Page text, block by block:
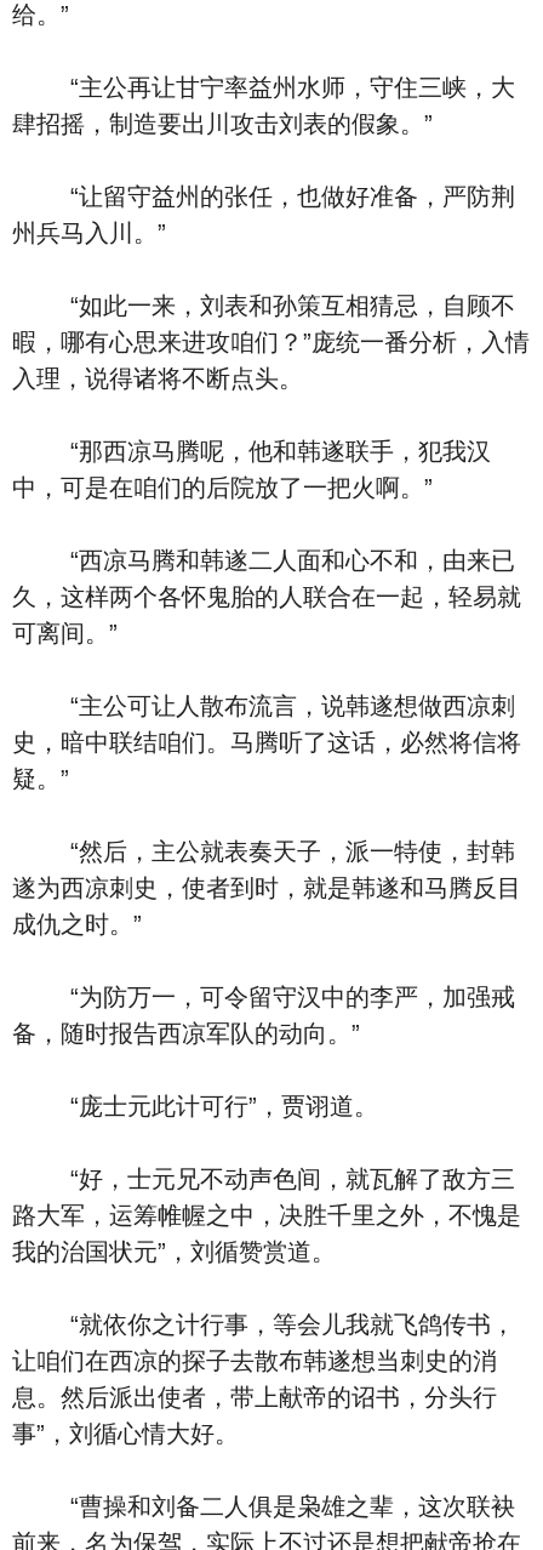
给。”
“主公再让甘宁率益州水师，守住三峡，大
肆招摇，制造要出川攻击刘表的假象。”
“让留守益州的张任，也做好准备，严防荆
州兵马入川。”
“如此一来，刘表和孙策互相猜忌，自顾不
暇，哪有心思来进攻咱们？”庞统一番分析，入情
入理，说得诸将不断点头。
“那西凉马腾呢，他和韩遂联手，犯我汉
中，可是在咱们的后院放了一把火啊。”
“西凉马腾和韩遂二人面和心不和，由来已
久，这样两个各怀鬼胎的人联合在一起，轻易就
可离间。”
“主公可让人散布流言，说韩遂想做西凉刺
史，暗中联结咱们。马腾听了这话，必然将信将
疑。”
“然后，主公就表奏天子，派一特使，封韩
遂为西凉刺史，使者到时，就是韩遂和马腾反目
成仇之时。”
“为防万一，可令留守汉中的李严，加强戒
备，随时报告西凉军队的动向。”
“庞士元此计可行”，贾诩道。
“好，士元兄不动声色间，就瓦解了敌方三
路大军，运筹帷幄之中，决胜千里之外，不愧是
我的治国状元”，刘循赞赏道。
“就依你之计行事，等会儿我就飞鸽传书，
让咱们在西凉的探子去散布韩遂想当刺史的消
息。然后派出使者，带上献帝的诏书，分头行
事”，刘循心情大好。
“曹操和刘备二人俱是枭雄之辈，这次联袂
前来，名为保驾，实际上不过还是想把献帝抢在